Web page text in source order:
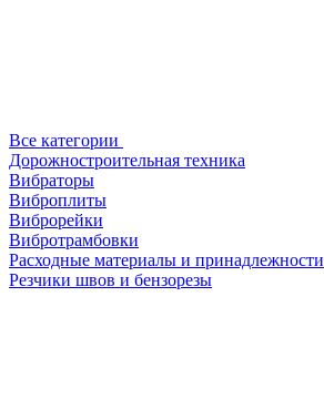
Все категории
Дорожностроительная техника
Вибраторы
Виброплиты
Виброрейки
Вибротрамбовки
Расходные материалы и принадлежности
Резчики швов и бензорезы